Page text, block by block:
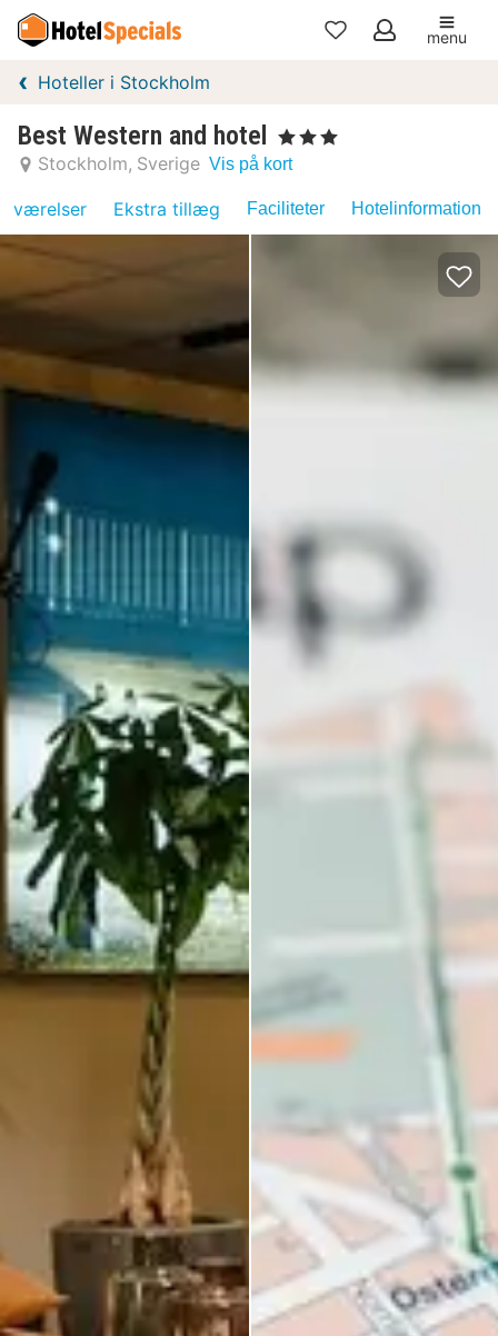
Mine
menu
Hoteller i Stockholm
Best Western and hotel , 3 Stjerner
Stockholm Sverige Vis på kort
værelser Ekstra tillæg Faciliteter Hotelinformation